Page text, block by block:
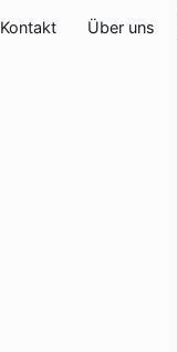
Kontakt Über uns